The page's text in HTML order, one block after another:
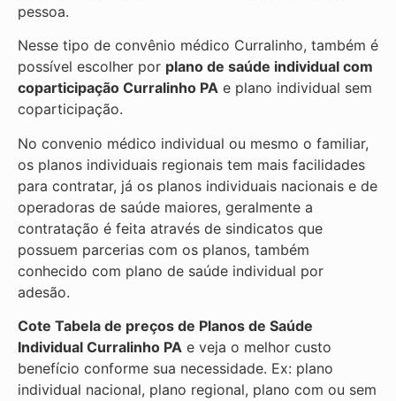
pessoa.
Nesse tipo de convênio médico Curralinho, também é
possível escolher por plano de saúde individual com
coparticipação Curralinho PA e plano individual sem
coparticipação.
No convenio médico individual ou mesmo o familiar,
os planos individuais regionais tem mais facilidades
para contratar, já os planos individuais nacionais e de
operadoras de saúde maiores, geralmente a
contratação é feita através de sindicatos que
possuem parcerias com os planos, também
conhecido com plano de saúde individual por
adesão.
Cote Tabela de preços de Planos de Saúde
Individual Curralinho PA e veja o melhor custo
benefício conforme sua necessidade. Ex: plano
individual nacional, plano regional, plano com ou sem